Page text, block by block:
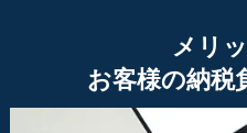
メリ
お客様の納税